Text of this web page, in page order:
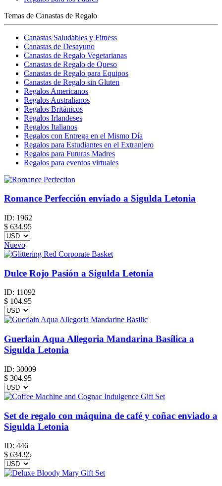
Temas de Canastas de Regalo
Canastas Saludables y Fitness
Canastas de Desayuno
Canastas de Regalo Vegetarianas
Canastas de Regalo de Queso
Canastas de Regalo para Equipos
Canastas de Regalo sin Gluten
Regalos Americanos
Regalos Australianos
Regalos Británicos
Regalos Irlandeses
Regalos Italianos
Regalos con Entrega en el Mismo Día
Regalos para Estudiantes en el Extranjero
Regalos para Futuras Madres
Regalos para eventos virtuales
Romance Perfección enviado a Sigulda Letonia
ID: 1962
$ 634.95
Nuevo
Dulce Rojo Pasión a Sigulda Letonia
ID: 11092
$ 104.95
Guerlain Aqua Allegoria Mandarina Basílica a
Sigulda Letonia
ID: 30009
$ 304.95
Set de regalo con máquina de café y coñac enviado a
Sigulda Letonia
ID: 446
$ 634.95